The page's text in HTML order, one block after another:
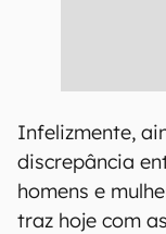
Infelizmente,
discrepância
homens e
traz hoje com